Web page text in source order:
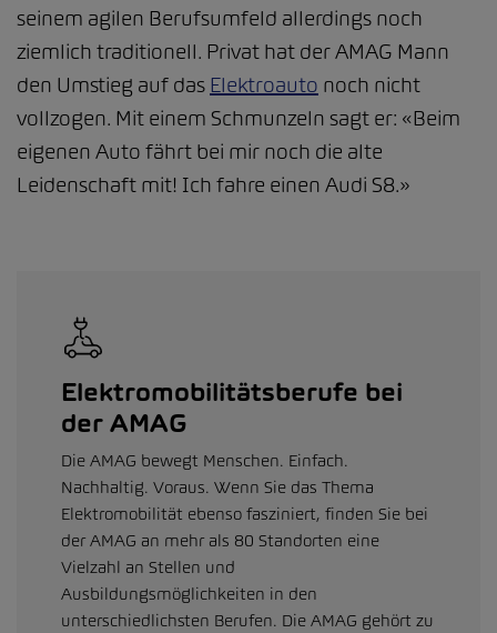
seinem agilen Berufsumfeld allerdings noch
ziemlich traditionell. Privat hat der AMAG Mann
den Umstieg auf das Elektroauto noch nicht
vollzogen. Mit einem Schmunzeln sagt er: «Beim
eigenen Auto fährt bei mir noch die alte
Leidenschaft mit! Ich fahre einen Audi S8.»
Elektromobilitätsberufe bei
der AMAG
Die AMAG bewegt Menschen. Einfach.
Nachhaltig. Voraus. Wenn Sie das Thema
Elektromobilität ebenso fasziniert, finden Sie bei
der AMAG an mehr als 80 Standorten eine
Vielzahl an Stellen und
Ausbildungsmöglichkeiten in den
unterschiedlichsten Berufen. Die AMAG gehört zu